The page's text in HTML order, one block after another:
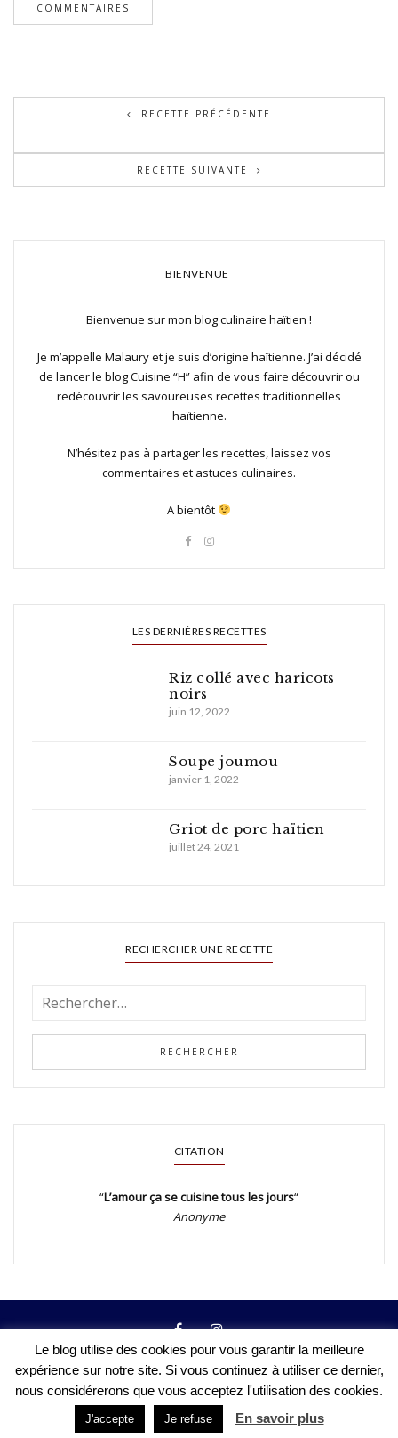
RECETTE PRÉCÉDENTE
RECETTE SUIVANTE
BIENVENUE
Bienvenue sur mon blog culinaire haïtien !
Je m’appelle Malaury et je suis d’origine haïtienne. J’ai décidé
de lancer le blog Cuisine “H” afin de vous faire découvrir ou
redécouvrir les savoureuses recettes traditionnelles
haïtienne.
N’hésitez pas à partager les recettes, laissez vos
commentaires et astuces culinaires.
A bientôt
LES DERNIÈRES RECETTES
Riz collé avec haricots
noirs
juin 12, 2022
Soupe joumou
janvier 1, 2022
Griot de porc haïtien
juillet 24, 2021
RECHERCHER UNE RECETTE
CITATION
“L’amour ça se cuisine tous les jours“
Anonyme
Mentions légales Toutes les recettes Contact
Copyright © 2019. Created By Lucid Themes
Le blog utilise des cookies pour vous garantir la meilleure
expérience sur notre site. Si vous continuez à utiliser ce dernier,
nous considérerons que vous acceptez l'utilisation des cookies.
J'accepte Je refuse En savoir plus